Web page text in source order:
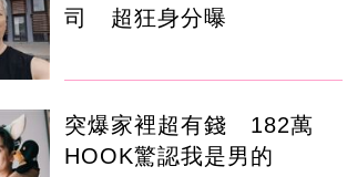
司 超狂身分曝
突爆家裡超有錢 182萬
HOOK驚認我是男的